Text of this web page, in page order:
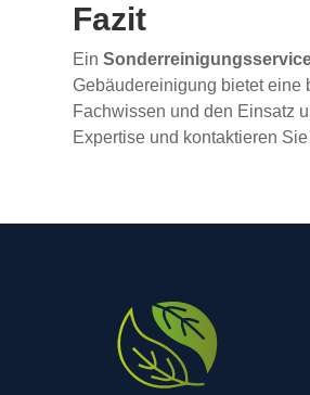
Fazit
Ein
Gebäudereinigung bietet eine
Fachwissen und den Einsatz
Expertise und kontaktieren